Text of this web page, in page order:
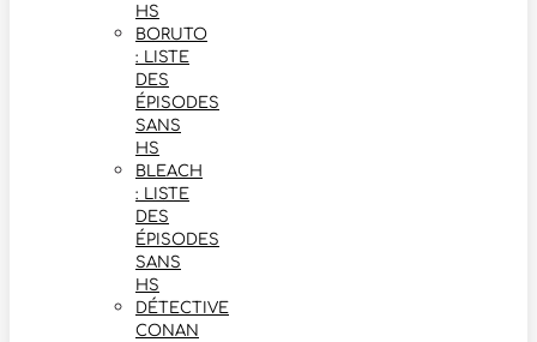
HS
BORUTO
: LISTE
DES
ÉPISODES
SANS
HS
BLEACH
: LISTE
DES
ÉPISODES
SANS
HS
DÉTECTIVE
CONAN